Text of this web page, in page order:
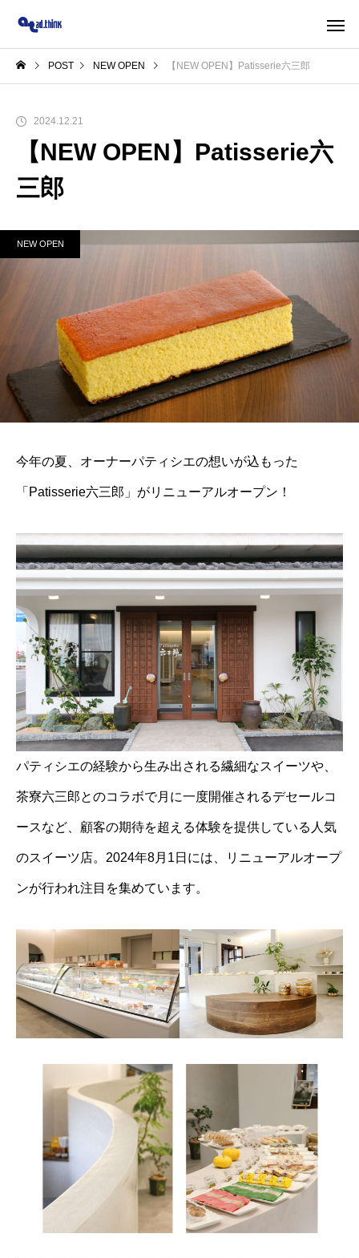
POST NEW OPEN 【NEW OPEN】Patisserie六三郎
2024.12.21
【NEW OPEN】Patisserie六
三郎
NEW OPEN
今年の夏、オーナーパティシエの想いが込もった
「Patisserie六三郎」がリニューアルオープン！
パティシエの経験から生み出される繊細なスイーツや、
茶寮六三郎とのコラボで月に一度開催されるデセールコ
ースなど、顧客の期待を超える体験を提供している人気
のスイーツ店。2024年8月1日には、リニューアルオープ
ンが行われ注目を集めています。